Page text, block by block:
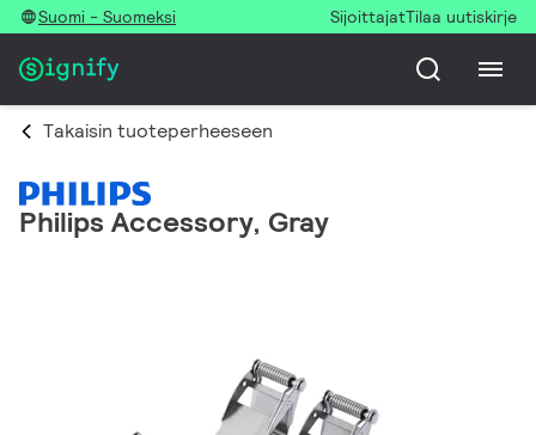
Suomi - Suomeksi SijoittajatTilaa uutiskirje
Takaisin tuoteperheeseen
Philips Accessory, Gray